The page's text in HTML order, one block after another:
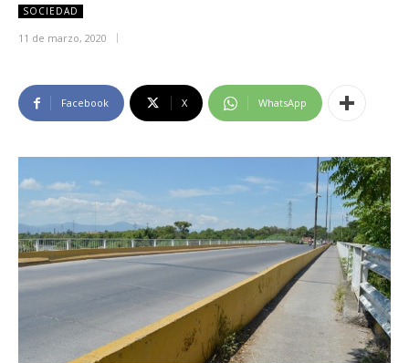
SOCIEDAD
11 de marzo, 2020
Facebook X WhatsApp